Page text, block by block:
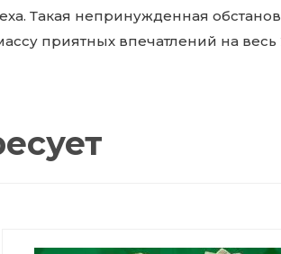
Такая непринужденная
приятных впечатлений на весь